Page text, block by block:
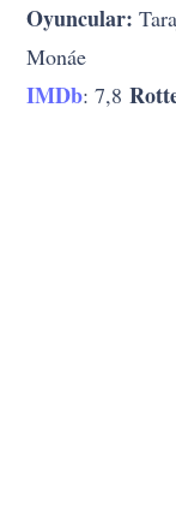
Oyuncular:
Monáe
IMDb: 7,8